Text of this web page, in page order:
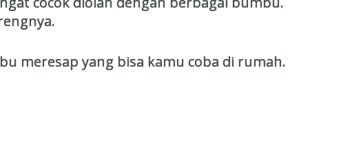
meresap yang bisa kamu coba di rumah.